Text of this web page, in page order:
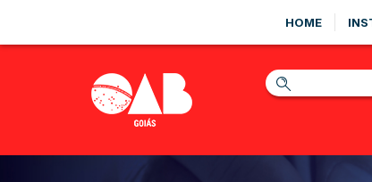
HOME